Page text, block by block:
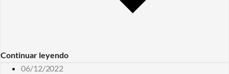
Continuar leyendo
06/12/2022